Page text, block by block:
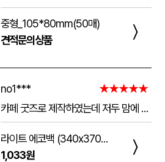
중형_105*80mm(50매)
견적문의상품
〉
no1***
★★★★★
카페 굿즈로 제작하였는데 저두 맘에 들고 손님들도 맘에 들어하세요. 저두 매일 들고 다니는데 탄탄해서 좋아요.가격도 맘에 들어서 벌써 3번째 주문했어요.진행 과정에 있어서도 상담 직원분들 세심하고 친절하세요.
라이트 에코백 (340x370mm)
1,033원
〉